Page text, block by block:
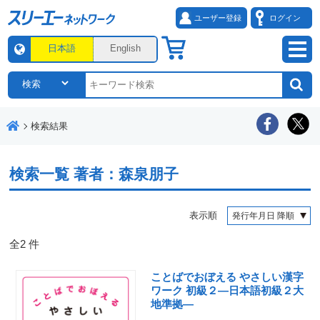
ユーザー登録 ログイン
日本語 English
検索結果
検索一覧著者：森泉朋子
表示順
全2 件
ことばでおぼえる やさしい漢字
ワーク 初級２―日本語初級２大
地準拠―